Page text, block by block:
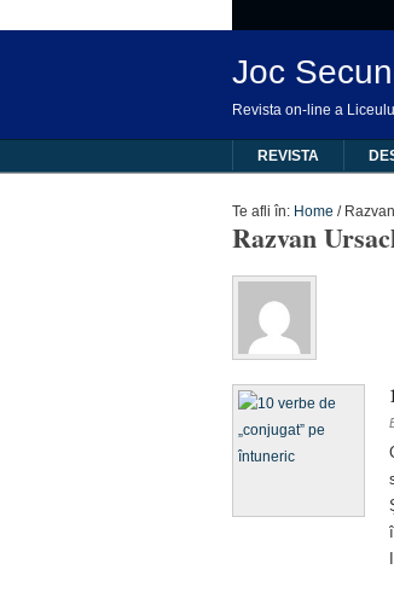
Joc
Revista on-line a
REVISTA
Te afli în: Home /
Razvan